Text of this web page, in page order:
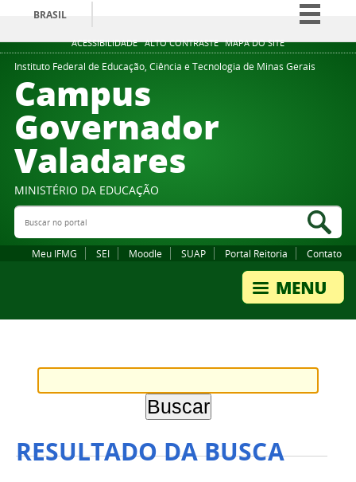
ACESSIBILIDADE ALTO CONTRASTE MAPA DO SITE
BRASIL
Simplifique!
Comunica BR
Instituto Federal de Educação, Ciência e Tecnologia de Minas Gerais
Campus
Governador
Valadares
MINISTÉRIO DA EDUCAÇÃO
Buscar no portal
Meu IFMG SEI Moodle SUAP Portal Reitoria Contato
RESULTADO DA BUSCA